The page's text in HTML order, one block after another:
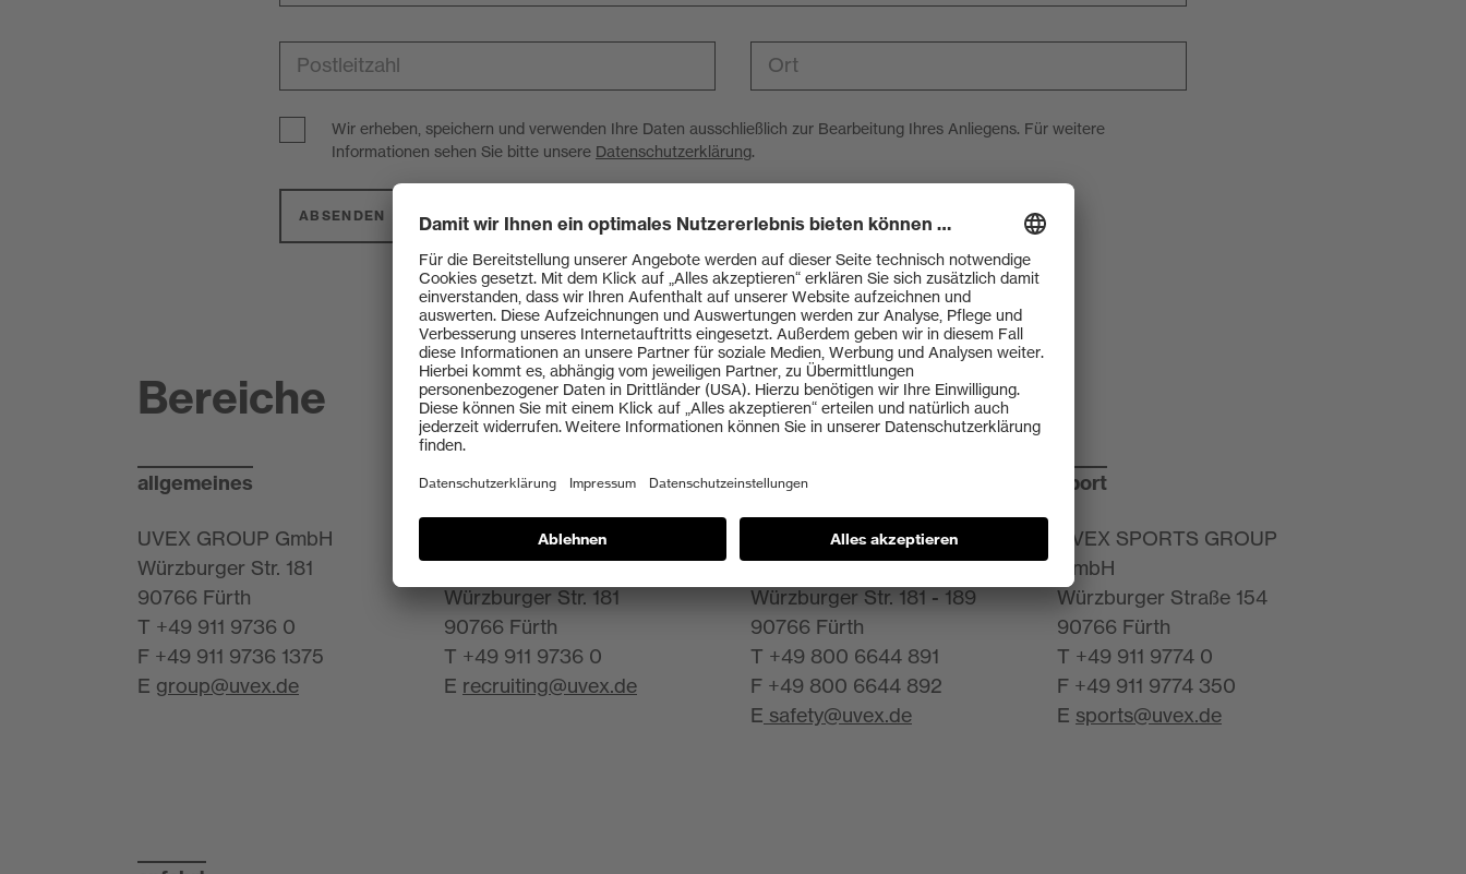
Åland-Inseln
Albanien
Algerien
Amerikanische Jungferninseln
Amerikanisch-Samoa
Anguilla
Antigua und Barbuda
Äquatorialguinea
Argentinien
Aruba
Postleitzahl Ort
Wir erheben, speichern und verwenden Ihre Daten ausschließlich zur Bearbeitung Ihres Anliegens. Für weitere
Informationen sehen Sie bitte unsere Datenschutzerklärung.
ABSENDEN
Bereiche
allgemeines
UVEX GROUP GmbH
Würzburger Str. 181
90766 Fürth
T +49 911 9736 0
F +49 911 9736 1375
E group@uvex.de
personalthemen
UVEX GROUP GmbH
Human Ressources
Würzburger Str. 181
90766 Fürth
T +49 911 9736 0
E recruiting@uvex.de
arbeitsschutz
UVEX ARBEITSSCHUTZ
GmbH
Würzburger Str. 181 - 189
90766 Fürth
T +49 800 6644 891
F +49 800 6644 892
E safety@uvex.de
sport
UVEX SPORTS GROUP
GmbH
Würzburger Straße 154
90766 Fürth
T +49 911 9774 0
F +49 911 9774 350
E sports@uvex.de